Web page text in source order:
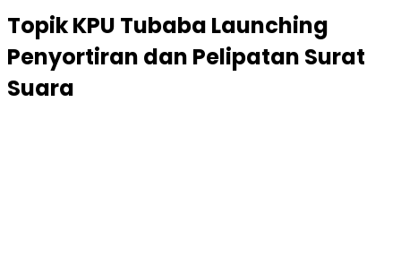
TopikKPU Tubaba Launching
Penyortiran dan Pelipatan Surat
Suara